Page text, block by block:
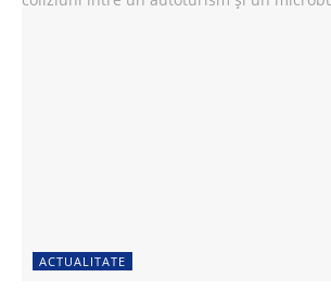
ACTUALITATE